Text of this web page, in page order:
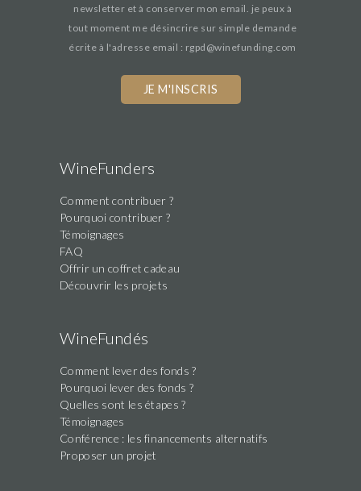
newsletter et à conserver mon email. je peux à
tout moment me désincrire sur simple demande
écrite à l'adresse email : rgpd@winefunding.com
WineFunders
Comment contribuer ?
Pourquoi contribuer ?
Témoignages
FAQ
Offrir un coffret cadeau
Découvrir les projets
WineFundés
Comment lever des fonds ?
Pourquoi lever des fonds ?
Quelles sont les étapes ?
Témoignages
Conférence : les financements alternatifs
Proposer un projet